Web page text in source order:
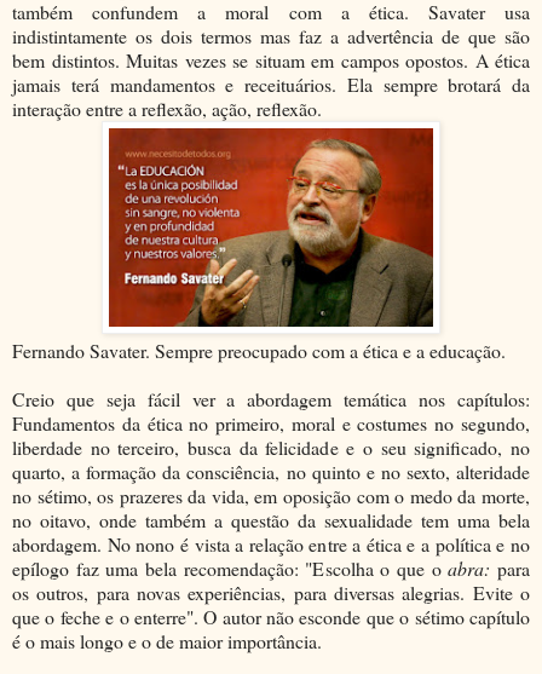
também confundem a moral com a ética. Savater usa
indistintamente os dois termos mas faz a advertência de que são
bem distintos. Muitas vezes se situam em campos opostos. A ética
jamais terá mandamentos e receituários. Ela sempre brotará da
interação entre a reflexão, ação, reflexão.
Fernando Savater. Sempre preocupado com a ética e a educação.
Creio que seja fácil ver a abordagem temática nos capítulos:
Fundamentos da ética no primeiro, moral e costumes no segundo,
liberdade no terceiro, busca da felicidade e o seu significado, no
quarto, a formação da consciência, no quinto e no sexto, alteridade
no sétimo, os prazeres da vida, em oposição com o medo da morte,
no oitavo, onde também a questão da sexualidade tem uma bela
abordagem. No nono é vista a relação entre a ética e a política e no
epílogo faz uma bela recomendação: "Escolha o que oabra:para
os outros, para novas experiências, para diversas alegrias. Evite o
que o feche e o enterre". O autor não esconde que o sétimo capítulo
é o mais longo e o de maior importância.